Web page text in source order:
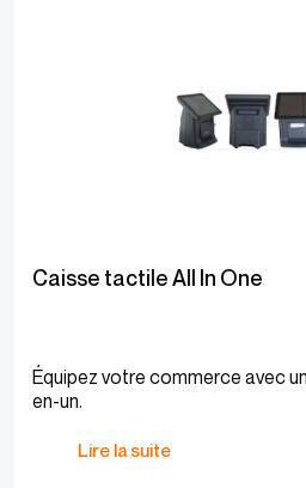
Caisse tactile All In One
Équipez votre commerce avec
en-un.
Lire la suite